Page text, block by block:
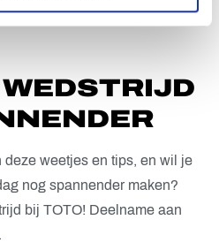
weetjes en tips, en wil je
nog spannender maken?
bij TOTO! Deelname aan